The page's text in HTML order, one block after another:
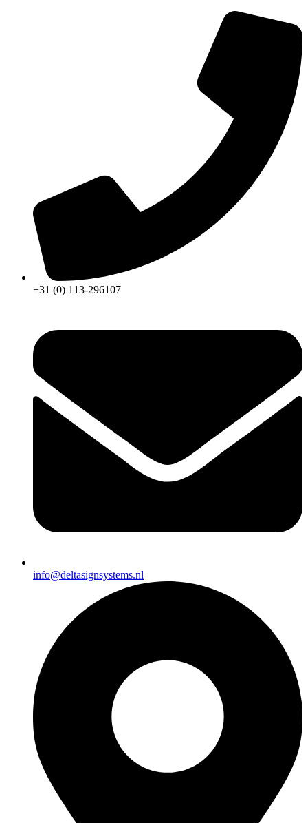
+31 (0) 113-296107
info@deltasignsystems.nl